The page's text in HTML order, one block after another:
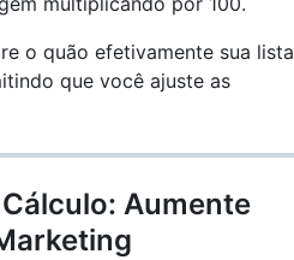
o quão efetivamente sua lista
que você ajuste as
Aumente